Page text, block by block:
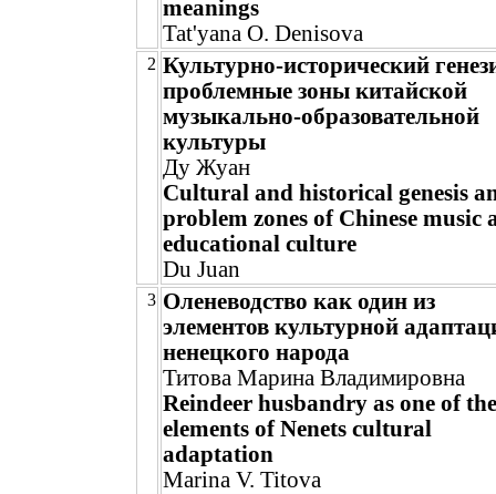
meanings
Tat'yana O. Denisova
2 Культурно-исторический
проблемные зоны китайской
музыкально-образовательной
культуры
Ду Жуан
Cultural and historical genesis
problem zones of Chinese music
educational culture
Du Juan
3 Оленеводство как один из
элементов культурной
ненецкого народа
Титова Марина Владимировна
Reindeer husbandry as one of the
elements of Nenets cultural
adaptation
Marina V. Titova